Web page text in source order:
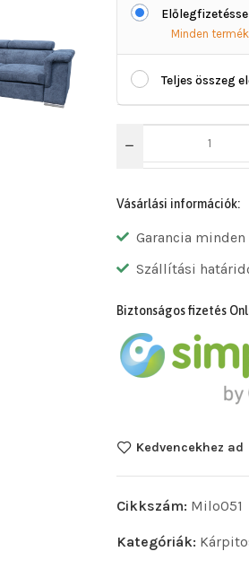
Minden
Teljes összeg
Vásárlási információk:
Garancia
Szállítási
Biztonságos fizetés
Kedvencekhez ad
Cikkszám: Milo051
Kategóriák: